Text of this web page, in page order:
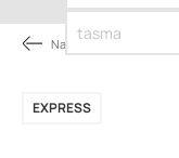
Narzędzia dekarskie
EXPRESS